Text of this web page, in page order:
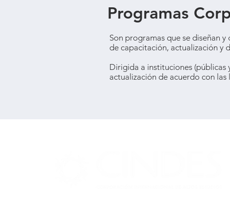
Programas
Son programas que se diseñan
de capacitación, actualización y
Dirigida a instituciones (públicas
actualización de acuerdo con